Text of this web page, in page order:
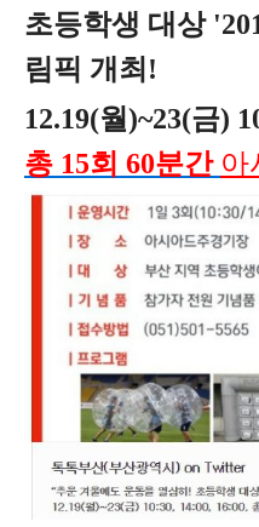
초등학생 대상
림픽 개최!
12.19(월)~23(금)
총 15회 60분간 아